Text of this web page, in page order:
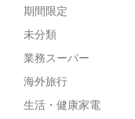
期間限定
未分類
業務スーパー
海外旅行
生活・健康家電